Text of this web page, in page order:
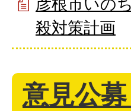
殺対策計画
意見公